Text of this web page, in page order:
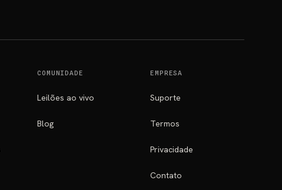
COMUNIDADE
Leilões ao vivo
Blog
EMPRESA
Suporte
Termos
Privacidade
Contato